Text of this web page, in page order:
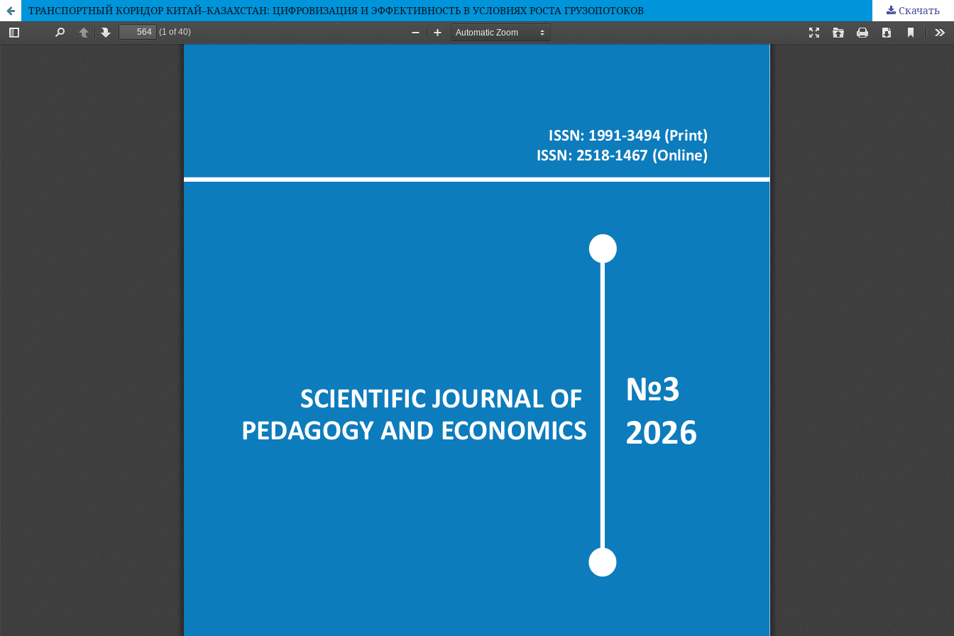
ТРАНСПОРТНЫЙ КОРИДОР КИТАЙ–КАЗАХСТАН: ЦИФРОВИЗАЦИЯ И ЭФФЕКТИВНОСТЬ В УСЛОВИЯХ РОСТА ГРУЗОПОТОКОВ Скачать